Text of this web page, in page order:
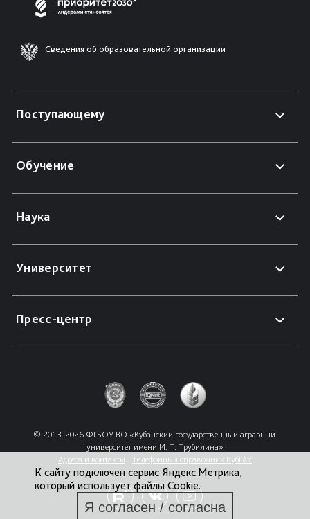
Сведения об образовательной организации
Поступающему
Обучение
Наука
Университет
Пресс-центр
© 2013-2026 ФГБОУ ВО «Кубанский государственный аграрный
университет имени И. Т. Трубилина»
Адреса и контакты
Телефонный справочник КубГАУ
К сайту подключен сервис Яндекс.Метрика,
который использует файлы Cookie.
Я согласен / согласна